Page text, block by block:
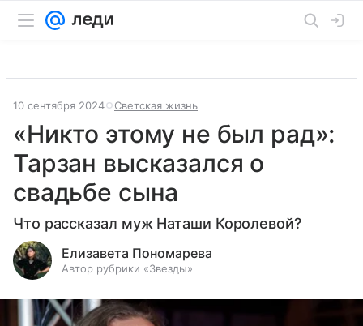
10 сентября 2024 Светская жизнь
«Никто этому не был рад»:
Тарзан высказался о
свадьбе сына
Что рассказал муж Наташи Королевой?
Елизавета Пономарева
Автор рубрики «Звезды»